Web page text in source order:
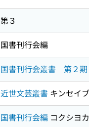
第３
国書刊行会編
国書刊行会叢書 第２期
近世文芸叢書 キンセイ
国書刊行会編 コクシヨ